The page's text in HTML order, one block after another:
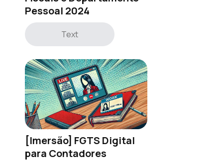
Pessoal 2024
Text
[Imersão] FGTS Digital
para Contadores